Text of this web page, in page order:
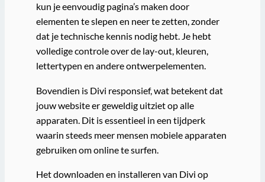
kun je eenvoudig pagina’s maken door
elementen te slepen en neer te zetten, zonder
dat je technische kennis nodig hebt. Je hebt
volledige controle over de lay-out, kleuren,
lettertypen en andere ontwerpelementen.
Bovendien is Divi responsief, wat betekent dat
jouw website er geweldig uitziet op alle
apparaten. Dit is essentieel in een tijdperk
waarin steeds meer mensen mobiele apparaten
gebruiken om online te surfen.
Het downloaden en installeren van Divi op